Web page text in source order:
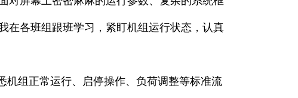
在各班组跟班学习，紧盯机组运行状态，认真
组正常运行、启停操作、负荷调整等标准流